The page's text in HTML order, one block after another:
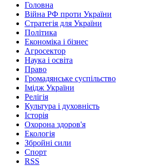
Головна
Війна РФ проти України
Стратегія для України
Політика
Економіка і бізнес
Агросектор
Наука і освіта
Право
Громадянське суспільство
Імідж України
Релігія
Культура і духовність
Історія
Охорона здоров'я
Екологія
Збройні сили
Спорт
RSS